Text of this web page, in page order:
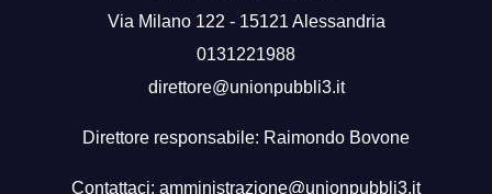
Via Milano 122 - 15121 Alessandria
0131221988
direttore@unionpubbli3.it
Direttore responsabile: Raimondo Bovone
Contattaci: amministrazione@unionpubbli3.it